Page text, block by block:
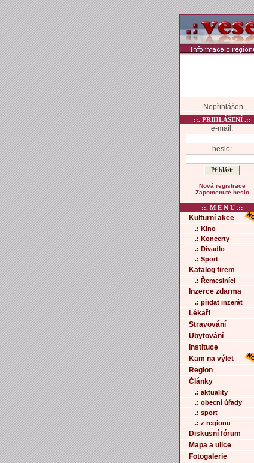
Nepřihlášen
::. PRIHLÁŠENÍ .::
e-mail:
heslo:
Nová registrace
Zapomenuté heslo
::. M E N U .::
Kulturní akce
.: Kino
.: Koncerty
.: Divadlo
.: Sport
Katalog firem
.: Řemeslníci
Inzerce zdarma
.: přidat inzerát
Lékaři
Stravování
Ubytování
Instituce
Kam na výlet
Region
Články
.: aktuality
.: obecní úřady
.: sport
.: z regionu
Diskusní fórum
Mapa a ulice
Fotogalerie